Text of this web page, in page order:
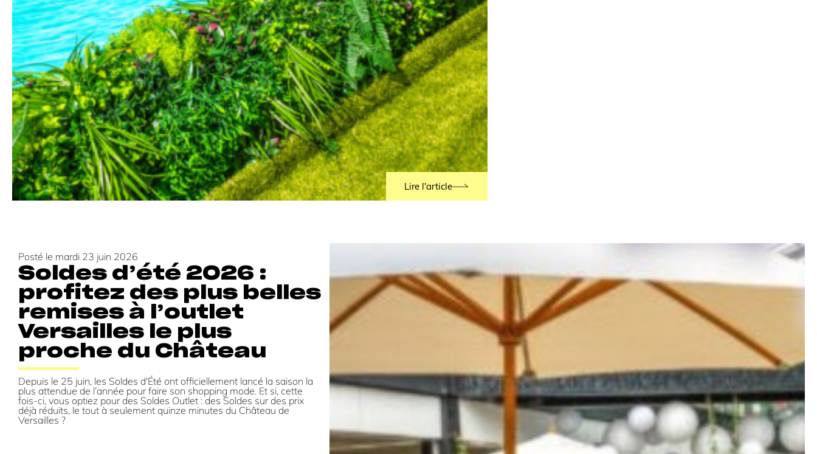
Lire l'article
Posté le mardi 23 juin 2026
Soldes d’été 2026 :
profitez des plus belles
remises à l’outlet
Versailles le plus
proche du Château
Depuis le 25 juin, les Soldes d'Été ont officiellement lancé la saison la
plus attendue de l’année pour faire son shopping mode. Et si, cette
fois-ci, vous optiez pour des Soldes Outlet : des Soldes sur des prix
déjà réduits, le tout à seulement quinze minutes du Château de
Versailles ?